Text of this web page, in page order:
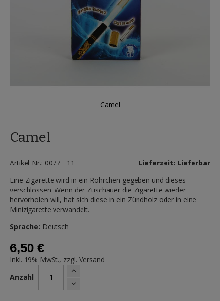
Camel
der
Camel
Artikel-Nr.: 0077 - 11
Lieferzeit: Lieferbar
Eine Zigarette wird in ein Röhrchen gegeben und dieses
verschlossen. Wenn der Zuschauer die Zigarette wieder
hervorholen will, hat sich diese in ein Zündholz oder in eine
Minizigarette verwandelt.
Sprache: Deutsch
6,50 €
Inkl. 19% MwSt., zzgl. Versand
Anzahl